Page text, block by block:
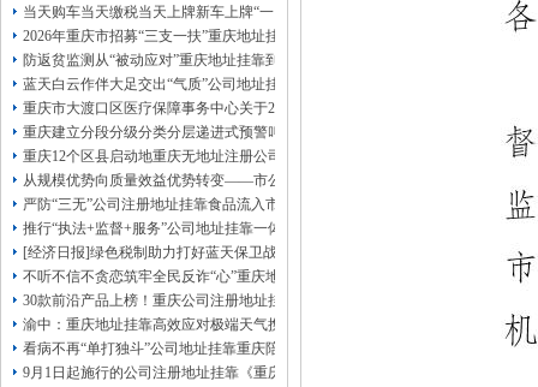
当天购车当天缴税当天上牌新车上牌“一网通办”重庆孵化园何以从重庆走向全国
2026年重庆市招募“三支一扶”重庆地址挂靠计划人员公示（第一批）
防返贫监测从“被动应对”重庆地址挂靠到“主动防御”上半年重庆市新识别纳入监
蓝天白云作伴大足交出“气质”公司地址挂靠答卷
重庆市大渡口区医疗保障事务中心关于2026年协议处理解除医保定点协议医药机
重庆建立分段分级分类分层递进式预警叫应机制本轮强降雨，重庆地址挂靠触发
重庆12个区县启动地重庆无地址注册公司质灾害三级应急响应14个区县部分乡镇
从规模优势向质量效益优势转变——市公司注册地址挂靠农产品质量安全中心以
严防“三无”公司注册地址挂靠食品流入市场大渡口区市场监管局开展零食店食品
推行“执法+监督+服务”公司地址挂靠一体化新模式重庆“生态蓝”守护巴山渝水生
[经济日报]绿色税制助力打好蓝天保卫战
不听不信不贪恋筑牢全民反诈“心”重庆地址挂靠防线——大渡口区开展大型主题
30款前沿产品上榜！重庆公司注册地址挂靠第二批未来产业标志性产品公示
渝中：重庆地址挂靠高效应对极端天气携手筑牢安全屏障
看病不再“单打独斗”公司地址挂靠重庆陪诊服务升温
9月1日起施行的公司注册地址挂靠《重庆市预防未成年人犯罪条例》明确——可